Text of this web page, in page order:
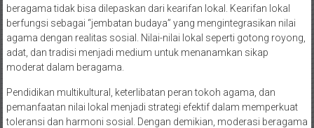
beragama tidak bisa dilepaskan dari kearifan lokal. Kearifan lokal
berfungsi sebagai “jembatan budaya” yang mengintegrasikan nilai
agama dengan realitas sosial. Nilai-nilai lokal seperti gotong royong,
adat, dan tradisi menjadi medium untuk menanamkan sikap
moderat dalam beragama.
Pendidikan multikultural, keterlibatan peran tokoh agama, dan
pemanfaatan nilai lokal menjadi strategi efektif dalam memperkuat
toleransi dan harmoni sosial. Dengan demikian, moderasi beragama